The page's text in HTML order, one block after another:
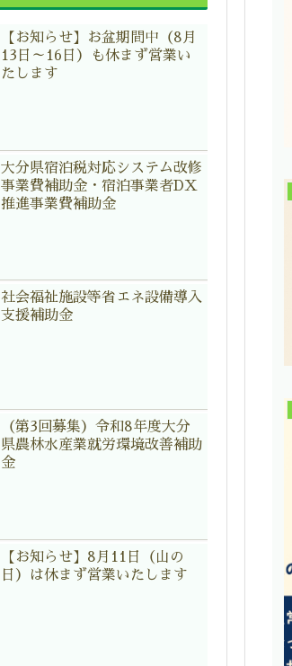
【お知らせ】お盆期間中（8月
13日～16日）も休まず営業い
たします
大分県宿泊税対応システム改修
事業費補助金・宿泊事業者DX
推進事業費補助金
社会福祉施設等省エネ設備導入
支援補助金
（第3回募集）令和8年度大分
県農林水産業就労環境改善補助
金
【お知らせ】8月11日（山の
日）は休まず営業いたします